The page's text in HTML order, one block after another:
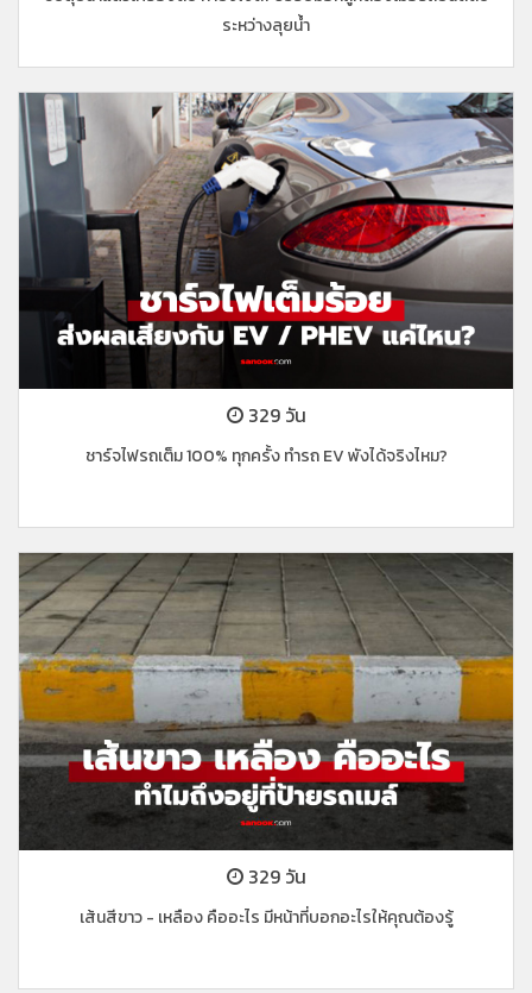
ระหว่างลุยน้ำ
329 วัน
ชาร์จไฟรถเต็ม 100% ทุกครั้ง ทำรถ EV พังได้จริงไหม?
329 วัน
เส้นสีขาว - เหลือง คืออะไร มีหน้าที่บอกอะไรให้คุณต้องรู้